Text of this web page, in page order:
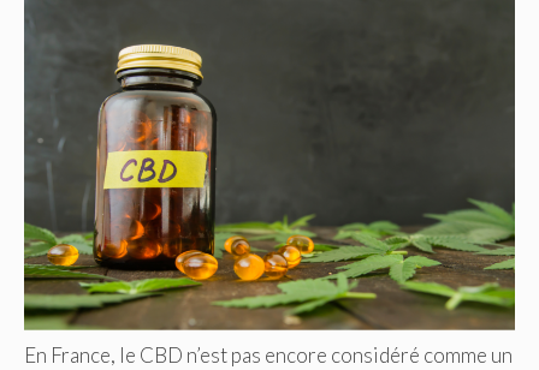
En France, le CBD n’est pas encore considéré comme un